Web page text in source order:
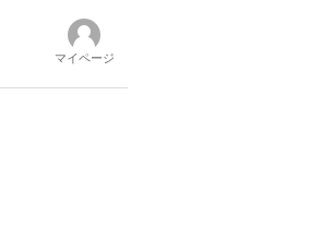
マイページ